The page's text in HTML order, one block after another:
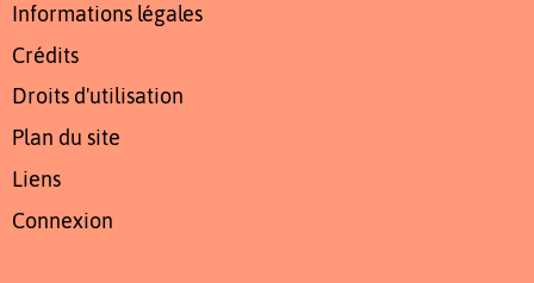
Informations légales
Crédits
Droits d'utilisation
Plan du site
Liens
Connexion